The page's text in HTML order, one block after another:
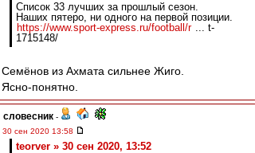
Список 33 лучших за прошлый сезон.
Наших пятеро, ни одного на первой позиции.
https://www.sport-express.ru/football/r ... t-
1715148/
Семёнов из Ахмата сильнее Жиго.
Ясно-понятно.
словесник -
30 сен 2020 13:58
teorver » 30 сен 2020, 13:52